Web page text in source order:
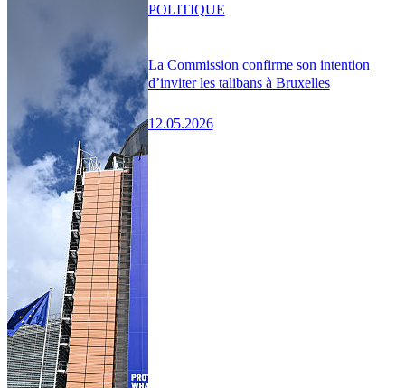
La Commission confirme son intention
d’inviter les talibans à Bruxelles
12.05.2026
POLITIQUE